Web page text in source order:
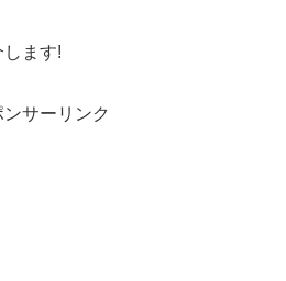
ます!
ンサーリンク